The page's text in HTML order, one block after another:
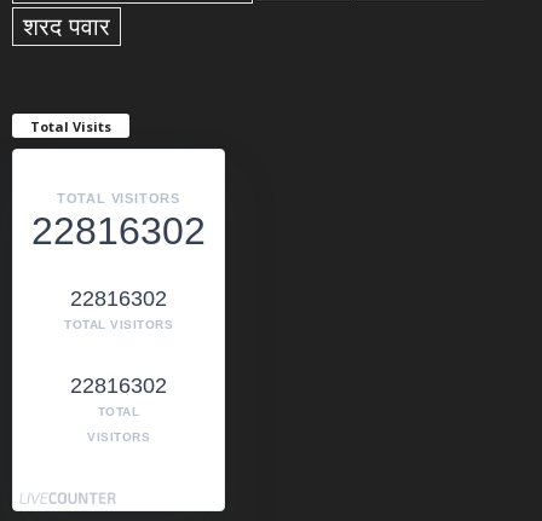
शरद पवार
Total Visits
TOTAL VISITORS
22816302
22816302
TOTAL VISITORS
22816302
TOTAL
VISITORS